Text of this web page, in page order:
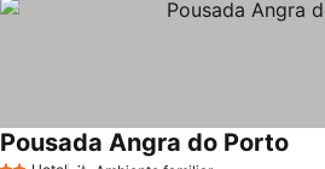
Pousada Angra do Porto